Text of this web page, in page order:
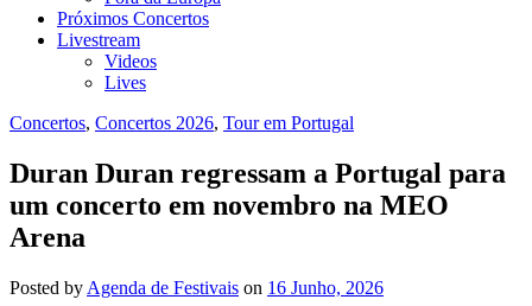
Próximos Concertos
Livestream
Videos
Lives
Concertos, Concertos 2026, Tour em Portugal
Duran Duran regressam a Portugal para
um concerto em novembro na MEO
Arena
Posted by Agenda de Festivais on 16 Junho, 2026